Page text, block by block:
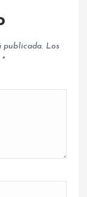
publicada. Los
*